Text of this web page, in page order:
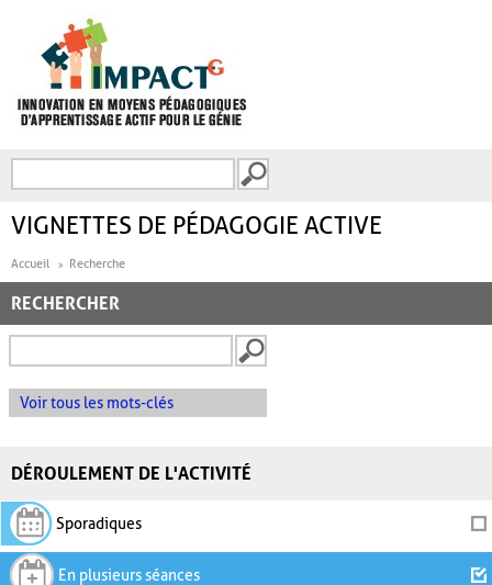
FORMULAIRE DE
VIGNETTES DE PÉDAGOGIE ACTIVE
Accueil Recherche
RECHERCHER
Voir tous les mots-clés
DÉROULEMENT DE L'ACTIVITÉ
Sporadiques
En plusieurs séances